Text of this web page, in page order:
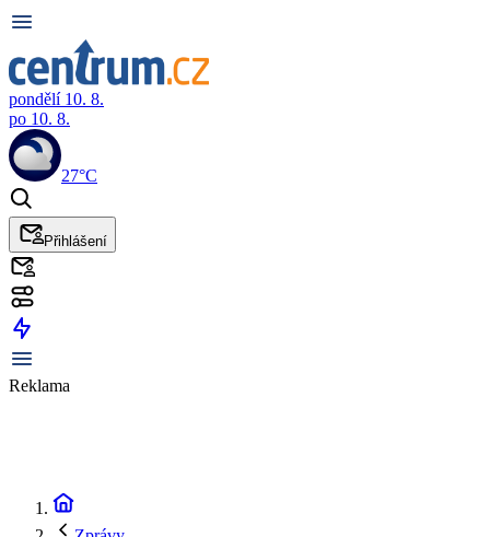
pondělí 10. 8.
po 10. 8.
27°C
Přihlášení
Reklama